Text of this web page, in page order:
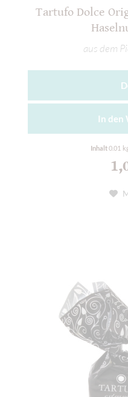
Tartufo Dolce
aus dem
In den
Inhalt0.01